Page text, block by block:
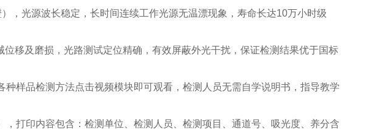
光源波长稳定，长时间连续工作光源无温漂现象，寿命长达10万小时级
及磨损，光路测试定位精确，有效屏蔽外光干扰，保证检测结果优于国标
样品检测方法点击视频模块即可观看，检测人员无需自学说明书，指导教学
打印内容包含：检测单位、检测人员、检测项目、通道号、吸光度、养分含